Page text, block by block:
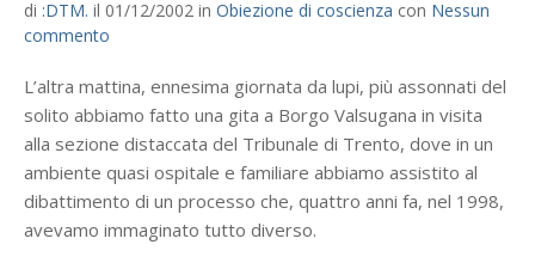
di :DTM. il 01/12/2002 in Obiezione di coscienza con Nessun
commento
L’altra mattina, ennesima giornata da lupi, più assonnati del
solito abbiamo fatto una gita a Borgo Valsugana in visita
alla sezione distaccata del Tribunale di Trento, dove in un
ambiente quasi ospitale e familiare abbiamo assistito al
dibattimento di un processo che, quattro anni fa, nel 1998,
avevamo immaginato tutto diverso.